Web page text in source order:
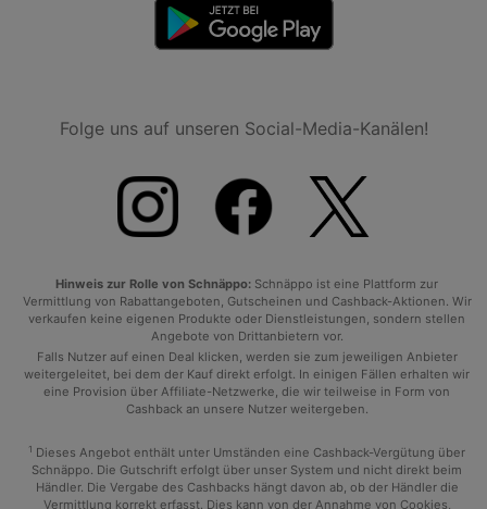
Folge uns auf unseren Social-Media-Kanälen!
Hinweis zur Rolle von Schnäppo: Schnäppo ist eine Plattform zur
Vermittlung von Rabattangeboten, Gutscheinen und Cashback-Aktionen. Wir
verkaufen keine eigenen Produkte oder Dienstleistungen, sondern stellen
Angebote von Drittanbietern vor.
Falls Nutzer auf einen Deal klicken, werden sie zum jeweiligen Anbieter
weitergeleitet, bei dem der Kauf direkt erfolgt. In einigen Fällen erhalten wir
eine Provision über Affiliate-Netzwerke, die wir teilweise in Form von
Cashback an unsere Nutzer weitergeben.
1 Dieses Angebot enthält unter Umständen eine Cashback-Vergütung über
Schnäppo. Die Gutschrift erfolgt über unser System und nicht direkt beim
Händler. Die Vergabe des Cashbacks hängt davon ab, ob der Händler die
Vermittlung korrekt erfasst. Dies kann von der Annahme von Cookies,